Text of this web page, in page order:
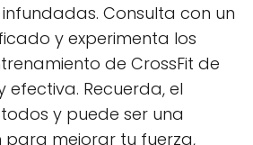
Consulta con un
y experimenta los
de CrossFit de
efectiva. Recuerda, el
y puede ser una
para mejorar tu fuerza,